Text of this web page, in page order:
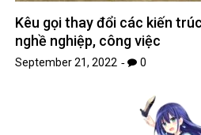
Kêu gọi thay đổi các kiến
nghề nghiệp, công việc
September 21, 2022 0